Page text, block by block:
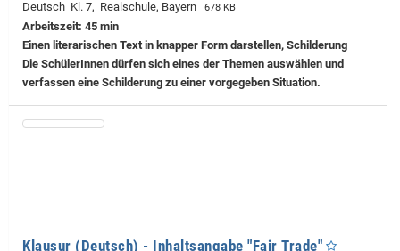
Deutsch Kl. 7, Realschule, Bayern 678 KB
Arbeitszeit: 45 min
Einen literarischen Text in knapper Form darstellen, Schilderung
Die SchülerInnen dürfen sich eines der Themen auswählen und
verfassen eine Schilderung zu einer vorgegeben Situation.
Klausur (Deutsch) - Inhaltsangabe "Fair Trade"